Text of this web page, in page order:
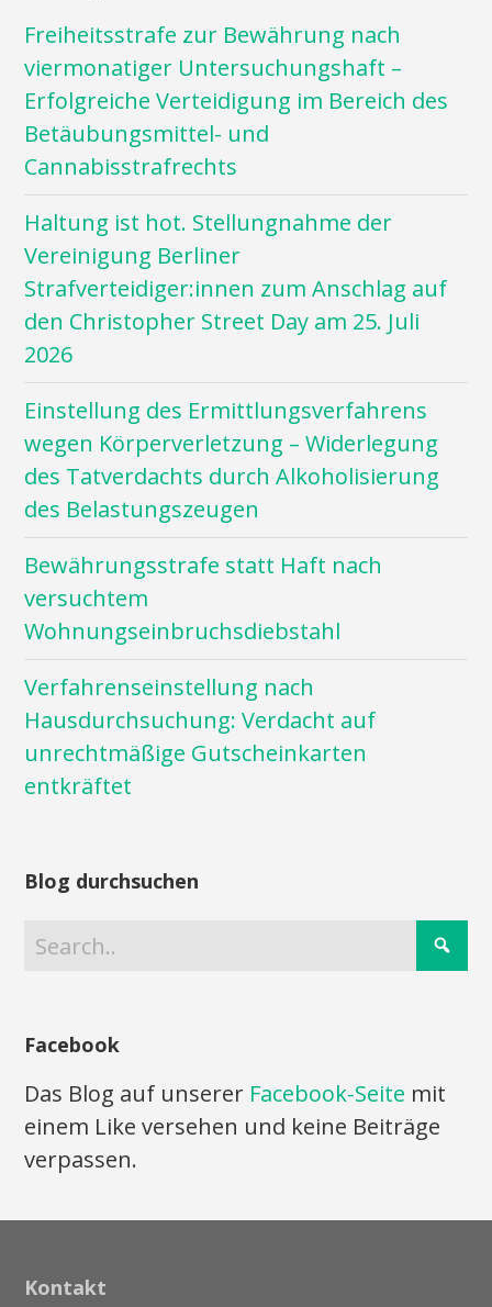
Freiheitsstrafe zur Bewährung nach
viermonatiger Untersuchungshaft –
Erfolgreiche Verteidigung im Bereich des
Betäubungsmittel- und
Cannabisstrafrechts
Haltung ist hot. Stellungnahme der
Vereinigung Berliner
Strafverteidiger:innen zum Anschlag auf
den Christopher Street Day am 25. Juli
2026
Einstellung des Ermittlungsverfahrens
wegen Körperverletzung – Widerlegung
des Tatverdachts durch Alkoholisierung
des Belastungszeugen
Bewährungsstrafe statt Haft nach
versuchtem
Wohnungseinbruchsdiebstahl
Verfahrenseinstellung nach
Hausdurchsuchung: Verdacht auf
unrechtmäßige Gutscheinkarten
entkräftet
Blog durchsuchen
Facebook
Das Blog auf unserer Facebook-Seite mit
einem Like versehen und keine Beiträge
verpassen.
Kontakt